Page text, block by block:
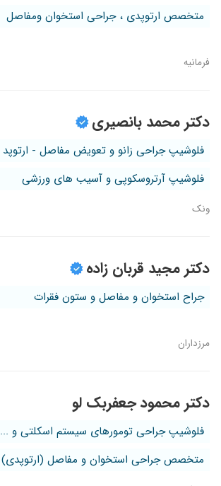
متخصص ارتوپدی ، جراحی استخوان ومفاصل
فرمانیه
دکتر محمد بانصیری
فلوشیپ جراحی زانو و تعویض مفاصل - ارتوپد
فلوشیپ آرتروسکوپی و آسیب های ورزشی
ونک
دکتر مجید قربان زاده
جراح استخوان و مفاصل و ستون فقرات
مرزداران
دکتر محمود جعفربک لو
فلوشیپ جراحی تومورهای سیستم اسکلتی و ...
متخصص جراحی استخوان و مفاصل (ارتوپدی)